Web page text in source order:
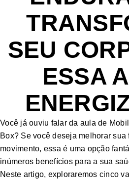
SEU
ESSA
Você já ouviu falar da aula de
Box? Se você deseja melhorar
movimento, essa é uma opção
inúmeros benefícios para a sua
Neste artigo, exploraremos cinco